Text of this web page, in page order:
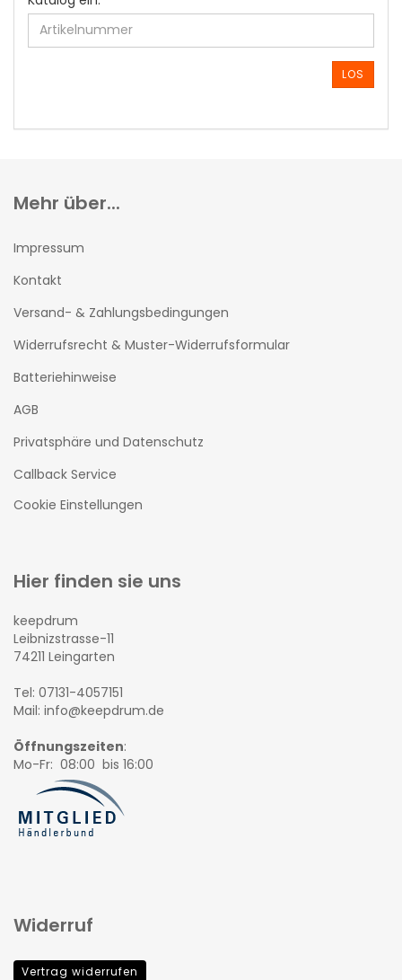
SIE
DIE
ARTIKELNUMMER
EIN.
LOS
Mehr über...
Impressum
Kontakt
Versand- & Zahlungsbedingungen
Widerrufsrecht & Muster-Widerrufsformular
Batteriehinweise
AGB
Privatsphäre und Datenschutz
Callback Service
Cookie Einstellungen
Hier finden sie uns
keepdrum
Leibnizstrasse-11
74211 Leingarten
Tel: 07131-4057151
Mail: info@keepdrum.de
Öffnungszeiten:
Mo-Fr: 08:00 bis 16:00
Widerruf
Vertrag widerrufen